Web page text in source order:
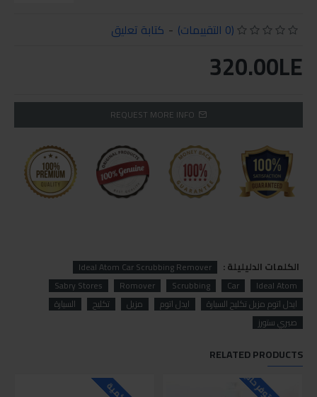
(0 التقييمات) - كتابة تعليق
320.00LE
REQUEST MORE INFO
الكلمات الدليليلة :
Ideal Atom Car Scrubbing Remover
Ideal Atom
Car
Scrubbing
Romover
Sabry Stores
ايدل اتوم مزيل تكليح السيارة
ايدل اتوم مزيل تكليح
السيارة
صبري ستورز
RELATED PRODUCTS